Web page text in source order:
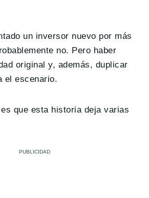
un inversor nuevo por más
no. Pero haber
original y, además, duplicar
el escenario.
que esta historia deja varias